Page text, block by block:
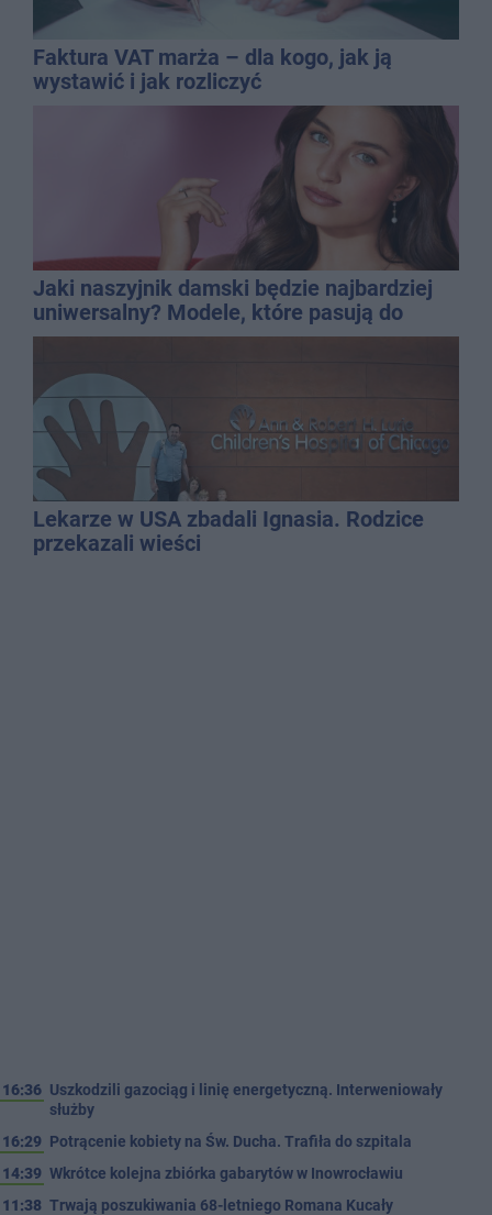
Faktura VAT marża – dla kogo, jak ją
wystawić i jak rozliczyć
Jaki naszyjnik damski będzie najbardziej
uniwersalny? Modele, które pasują do
wielu stylizacji
Lekarze w USA zbadali Ignasia. Rodzice
przekazali wieści
16:36 Uszkodzili gazociąg i linię energetyczną. Interweniowały
służby
16:29 Potrącenie kobiety na Św. Ducha. Trafiła do szpitala
14:39 Wkrótce kolejna zbiórka gabarytów w Inowrocławiu
11:38 Trwają poszukiwania 68-letniego Romana Kucały